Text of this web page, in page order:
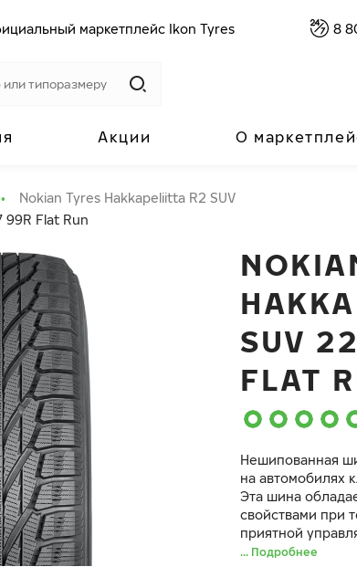
маркетплейс Ikon Tyres 8
Акции О
Nokian Tyres Hakkapeliitta R2 SUV
99R Flat Run
SUV
FLAT
Нешипованная
на автомобилях
Эта шина
свойствами при
приятной
... Подробнее